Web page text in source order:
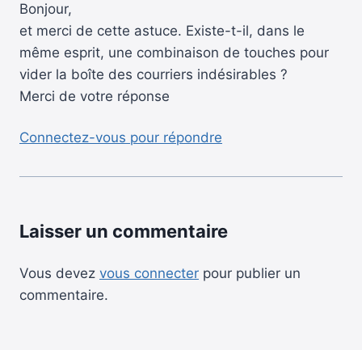
Bonjour,
et merci de cette astuce. Existe-t-il, dans le
même esprit, une combinaison de touches pour
vider la boîte des courriers indésirables ?
Merci de votre réponse
Connectez-vous pour répondre
Laisser un commentaire
Vous devez vous connecter pour publier un
commentaire.